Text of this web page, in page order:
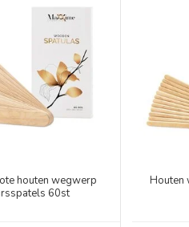
houten wegwerp
60st
Houten